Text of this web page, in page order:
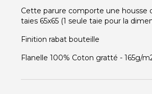
Cette parure comporte une housse
taies 65x65 (1 seule taie pour la
Finition rabat bouteille
Flanelle 100% Coton gratté - 165g/